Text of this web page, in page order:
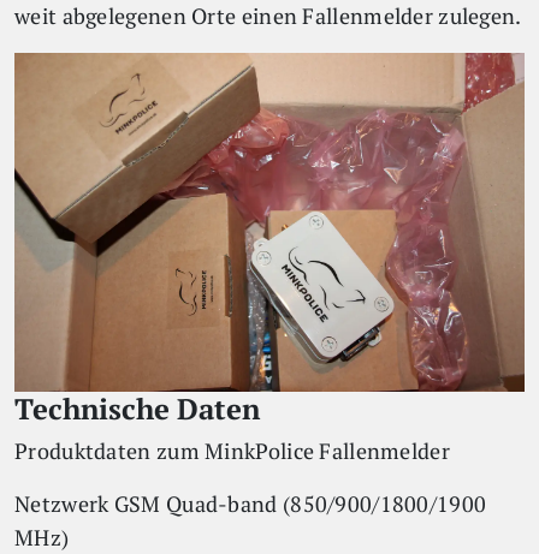
weit abgelegenen Orte einen Fallenmelder zulegen.
Technische Daten
Produktdaten zum MinkPolice Fallenmelder
Netzwerk GSM Quad-band (850/900/1800/1900
MHz)